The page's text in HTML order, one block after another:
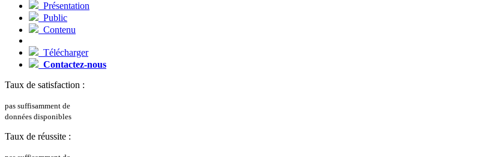
Présentation
Public
Contenu
Télécharger
Contactez-nous
Taux de satisfaction :
pas suffisamment de
données disponibles
Taux de réussite :